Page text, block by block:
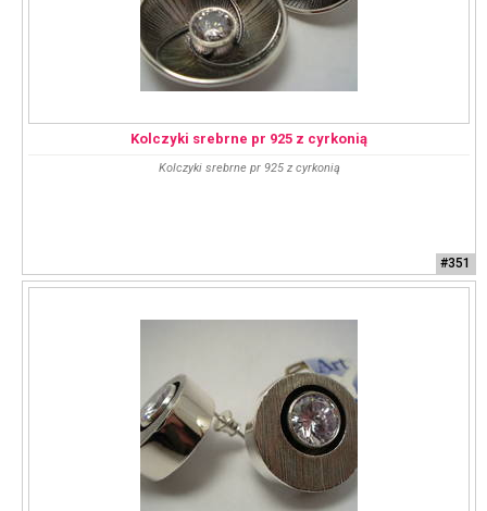
Kolczyki srebrne pr 925 z cyrkonią
Kolczyki srebrne pr 925 z cyrkonią
#351